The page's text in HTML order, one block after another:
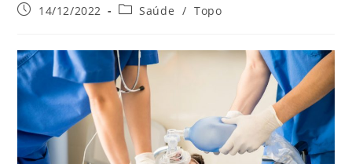
14/12/2022 Saúde / Topo